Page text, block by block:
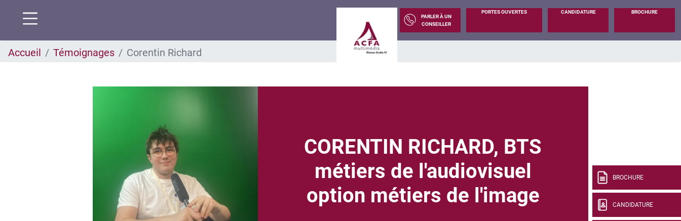
au
PARLER À UN
CONSEILLER
PORTES OUVERTES CANDIDATURE BROCHURE
BROCHURE
CANDIDATURE
Accueil Témoignages Corentin Richard
CORENTIN RICHARD, BTS
métiers de l'audiovisuel
option métiers de l'image